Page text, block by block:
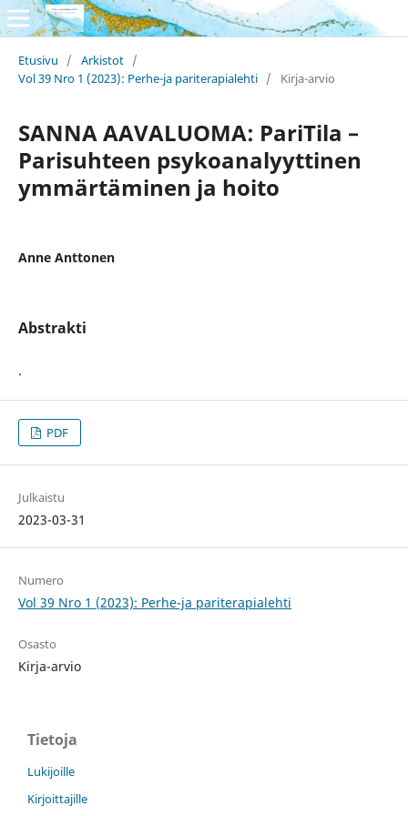
Etusivu / Arkistot /
Vol 39 Nro 1 (2023): Perhe-ja pariterapialehti / Kirja-arvio
SANNA AAVALUOMA: PariTila –
Parisuhteen psykoanalyyttinen
ymmärtäminen ja hoito
Anne Anttonen
Abstrakti
.
PDF
Julkaistu
2023-03-31
Numero
Vol 39 Nro 1 (2023): Perhe-ja pariterapialehti
Osasto
Kirja-arvio
Tietoja
Lukijoille
Kirjoittajille